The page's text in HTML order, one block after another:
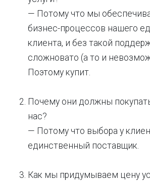
— Потому что мы
бизнес-процессов нашего
клиента, и без такой
сложновато (а то и
Поэтому купит.
Почему они должны
нас?
— Потому что выбора у
единственный поставщик.
Как мы придумываем цену